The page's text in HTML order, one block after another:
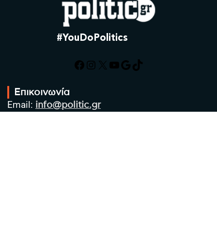
#YouDoPolitics
Facebook
Instagram
X YouTube
Google
TikTok
Επικοινωνία
Email: info@politic.gr